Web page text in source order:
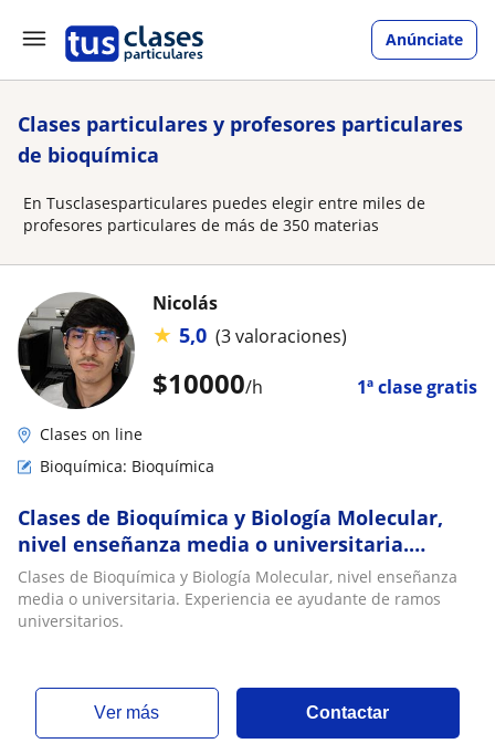
Anúnciate
Clases particulares y profesores particulares
de bioquímica
En Tusclasesparticulares puedes elegir entre miles de
profesores particulares de más de 350 materias
$10000/h 1ª clase gratis
Nicolás
★ 5,0 (3 valoraciones)
Clases on line
Bioquímica: Bioquímica
Clases de Bioquímica y Biología Molecular,
nivel enseñanza media o universitaria.
Experiencia ee ayudante de ramos
universitarios
Clases de Bioquímica y Biología Molecular, nivel enseñanza
media o universitaria. Experiencia ee ayudante de ramos
universitarios.
ver más Contactar